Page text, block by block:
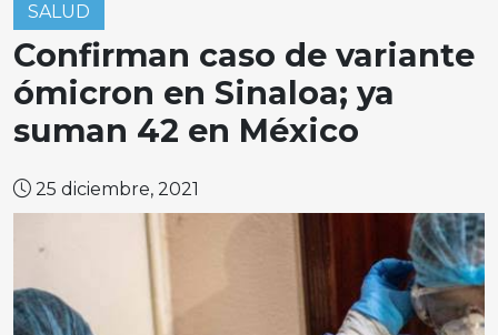
SALUD
Confirman caso de variante
ómicron en Sinaloa; ya
suman 42 en México
25 diciembre, 2021